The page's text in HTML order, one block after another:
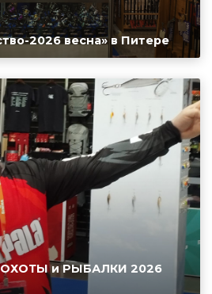
2026 весна» в Питере
ОХОТЫ и РЫБАЛКИ 2026